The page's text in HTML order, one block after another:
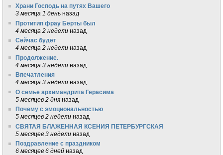
Храни Господь на путях Вашего
3 месяца 1 день назад
Протитип фрау Берты был
4 месяца 2 недели назад
Сейчас будет
4 месяца 2 недели назад
Продолжение.
4 месяца 3 недели назад
Впечатления
4 месяца 3 недели назад
О семье архимандрита Герасима
5 месяцев 2 дня назад
Почему с эмоциональностью
5 месяцев 2 недели назад
СВЯТАЯ БЛАЖЕННАЯ КСЕНИЯ ПЕТЕРБУРГСКАЯ
5 месяцев 3 недели назад
Поздравление с праздником
6 месяцев 6 дней назад